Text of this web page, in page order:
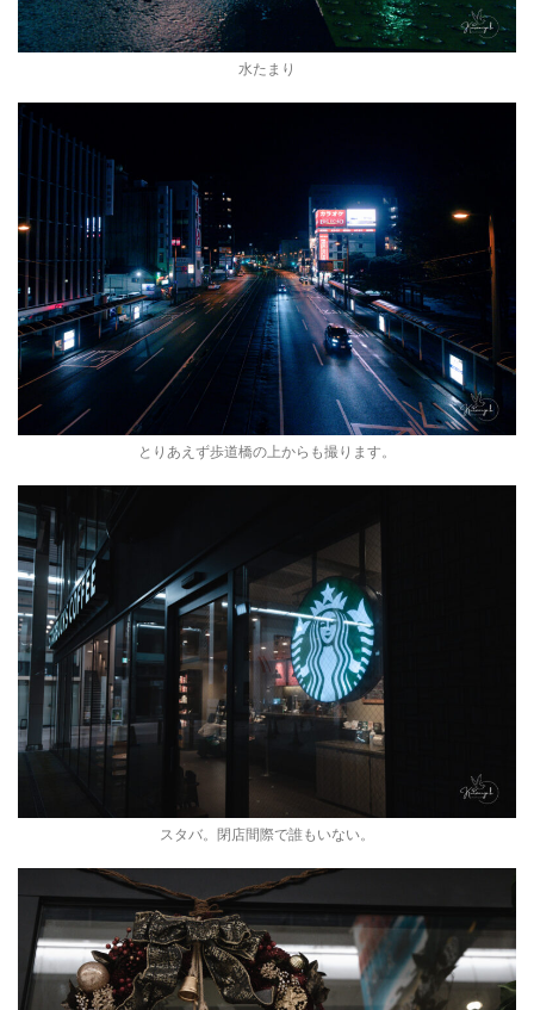
水たまり
とりあえず歩道橋の上からも撮ります。
スタバ。閉店間際で誰もいない。